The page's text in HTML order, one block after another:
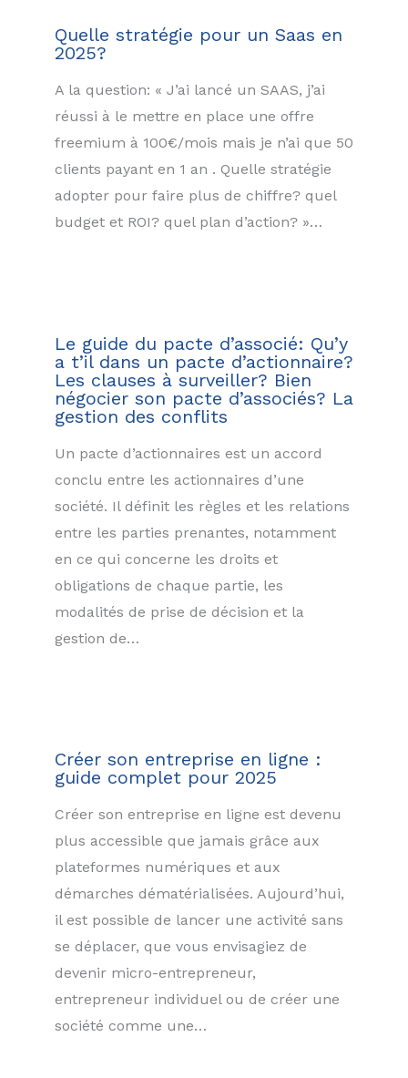
Quelle stratégie pour un Saas en
2025?
A la question: « J’ai lancé un SAAS, j’ai
réussi à le mettre en place une offre
freemium à 100€/mois mais je n’ai que 50
clients payant en 1 an . Quelle stratégie
adopter pour faire plus de chiffre? quel
budget et ROI? quel plan d’action? »…
Le guide du pacte d’associé: Qu’y
a t’il dans un pacte d’actionnaire?
Les clauses à surveiller? Bien
négocier son pacte d’associés? La
gestion des conflits
Un pacte d’actionnaires est un accord
conclu entre les actionnaires d’une
société. Il définit les règles et les relations
entre les parties prenantes, notamment
en ce qui concerne les droits et
obligations de chaque partie, les
modalités de prise de décision et la
gestion de…
Créer son entreprise en ligne :
guide complet pour 2025
Créer son entreprise en ligne est devenu
plus accessible que jamais grâce aux
plateformes numériques et aux
démarches dématérialisées. Aujourd’hui,
il est possible de lancer une activité sans
se déplacer, que vous envisagiez de
devenir micro-entrepreneur,
entrepreneur individuel ou de créer une
société comme une…